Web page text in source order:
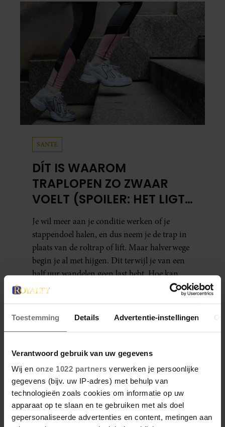
Toestemming Details Advertentie-instellingen
Verantwoord gebruik van uw gegevens
Wij en onze 1022 partners verwerken je persoonlijke
gegevens (bijv. uw IP-adres) met behulp van
technologieën zoals cookies om informatie op uw
apparaat op te slaan en te gebruiken met als doel
gepersonaliseerde advertenties en content, metingen aan
SANTE
DÍT IS WAAROM
TRAPLOPEN ZO ZWAAR
VOELT (SPOILER: HET LIGT
NIET AAN JE CONDITIE)
Je wil meer aan je conditie werken of je
stappendoel halen, en dus neem je de trap in
plaats van de roltrap of lift. Maar halverwege
begin je al met hijgen. Dit terwijl je van een
half uur wandelen geen last hebt. Hoe kan
dat?
Meer van Lisa